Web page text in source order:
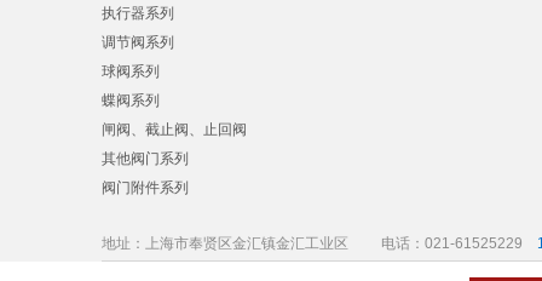
执行器系列
调节阀系列
球阀系列
蝶阀系列
闸阀、截止阀、止回阀
其他阀门系列
阀门附件系列
地址：上海市奉贤区金汇镇金汇工业区 电话：021-61525229